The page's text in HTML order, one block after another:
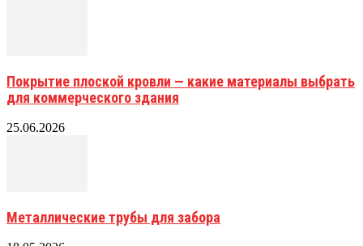
Покрытие плоской кровли — какие материалы выбрать
для коммерческого здания
25.06.2026
Металлические трубы для забора